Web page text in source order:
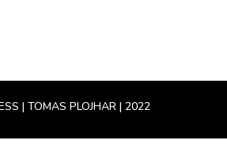
| TOMAS PLOJHAR | 2022